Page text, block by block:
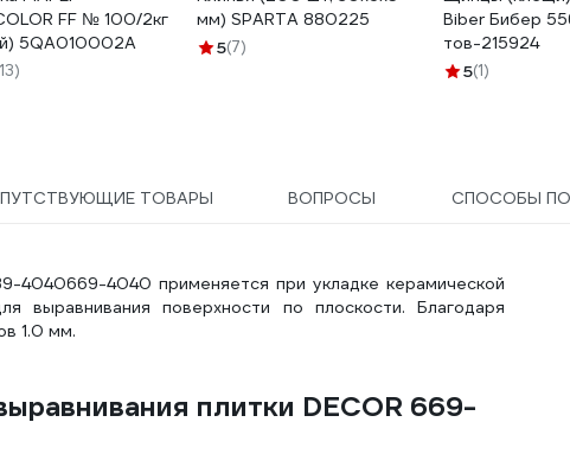
FF № 100/2кг
5QA010002A
мм) SPARTA 880225
5(7)
Biber Бибер
тов-215924
5(1)
ТОВАРЫ ВОПРОСЫ СПОСОБЫ
4040669-4040 применяется при укладке керамической
выравнивания поверхности по плоскости. Благодаря
1.0 мм.
плитки DECOR 669-